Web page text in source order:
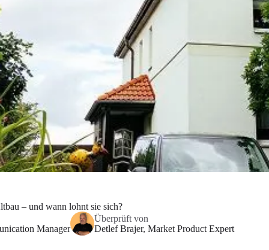
– und wann lohnt sie sich?
Manager
Überprüft von
Detlef Brajer, Market Product Expert